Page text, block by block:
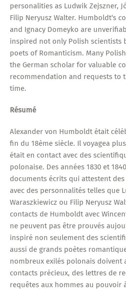
personalities as Ludwik Zejszner,
Filip Neryusz Walter. Humboldt‘s
and Ignacy Domeyko are
inspired not only Polish scientists
poets of Romanticism. Many
the German scholar for valuable
recommendation and requests to
time.
Résumé
Alexander von Humboldt était
fin du 18ème siècle. Il voyagea
était en contact avec des
polonaise. Des années 1830 et
documents écrits qui attestent
avec des personnalités telles que
Waraszkiewicz ou Filip Neryusz
contacts de Humboldt avec
ne peuvent pas être prouvés
inspiré non seulement des
aussi de grands poètes
nombreux exilés polonais doivent
contacts précieux, des lettres de
requêtes aux hommes au pouvoir